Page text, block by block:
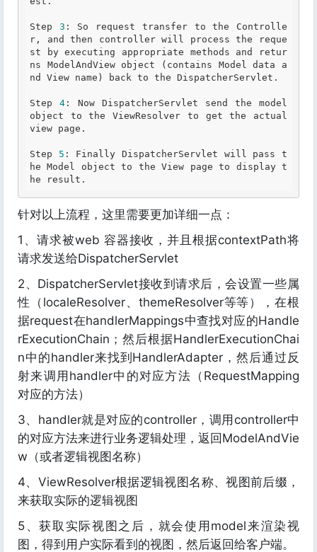
Step 3 : So request transfer to the Controlle
r, and then controller will process the reque
st by executing appropriate methods and retur
ns ModelAndView object (contains Model data a
nd View name) back to the DispatcherServlet.
Step 4 : Now DispatcherServlet send the model
object to the ViewResolver to get the actual
view page.
Step 5 : Finally DispatcherServlet will pass t
he Model object to the View page to display t
he result.
针对以上流程，这里需要更加详细一点：
1、请求被web 容器接收，并且根据contextPath将
请求发送给DispatcherServlet
2、DispatcherServlet接收到请求后，会设置一些属
性（localeResolver、themeResolver等等），在根
据request在handlerMappings中查找对应的Handle
rExecutionChain；然后根据HandlerExecutionChai
n中的handler来找到HandlerAdapter，然后通过反
射来调用handler中的对应方法（RequestMapping
对应的方法）
3、handler就是对应的controller，调用controller中
的对应方法来进行业务逻辑处理，返回ModelAndVie
w（或者逻辑视图名称）
4、ViewResolver根据逻辑视图名称、视图前后缀，
来获取实际的逻辑视图
5、获取实际视图之后，就会使用model来渲染视
图，得到用户实际看到的视图，然后返回给客户端。